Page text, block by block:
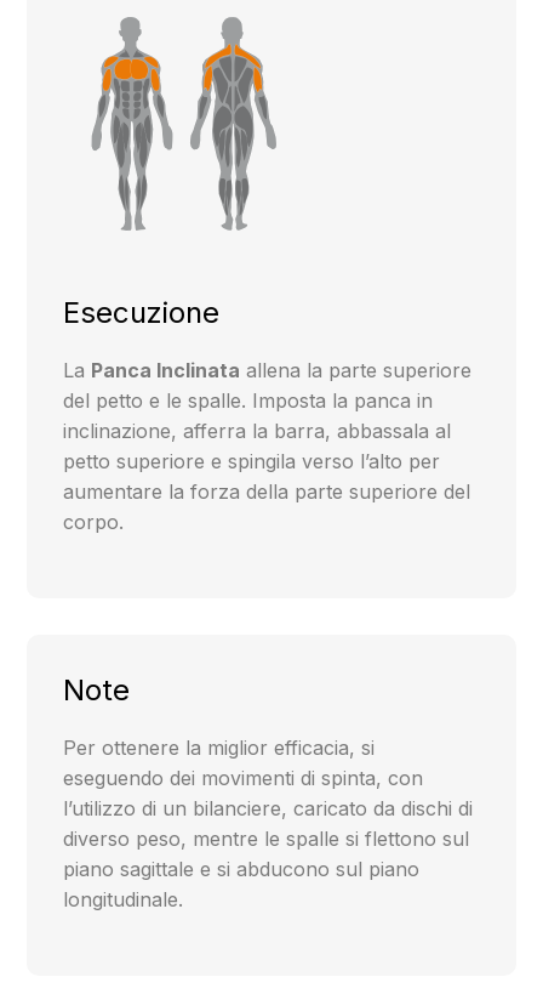
Esecuzione
La Panca Inclinata allena la parte superiore
del petto e le spalle. Imposta la panca in
inclinazione, afferra la barra, abbassala al
petto superiore e spingila verso l’alto per
aumentare la forza della parte superiore del
corpo.
Note
Per ottenere la miglior efficacia, si
eseguendo dei movimenti di spinta, con
l’utilizzo di un bilanciere, caricato da dischi di
diverso peso, mentre le spalle si flettono sul
piano sagittale e si abducono sul piano
longitudinale.